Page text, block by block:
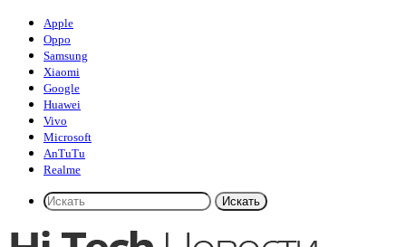
Apple
Oppo
Samsung
Xiaomi
Google
Huawei
Vivo
Microsoft
AnTuTu
Realme
Искать